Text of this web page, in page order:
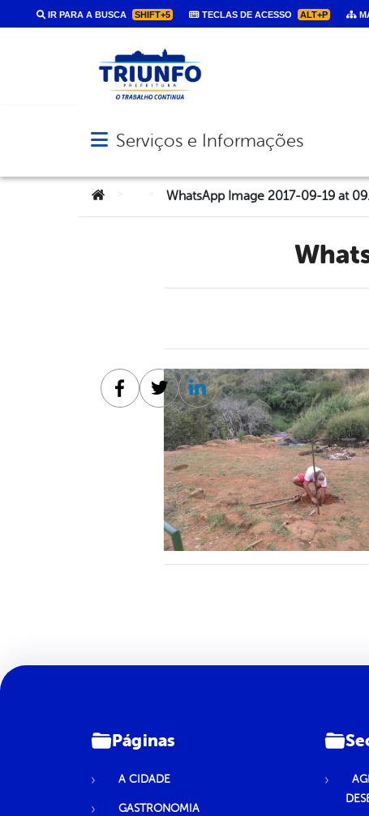
IR PARA A BUSCA SHIFT+5 TECLAS DE ACESSO ALT+P
Abrir menu principal de navegação
Serviços e Informações
Você está aqui:WhatsApp Image 2017-09-19 at
Facebook
TwitterLinkedin
Páginas
A CIDADE
GASTRONOMIA